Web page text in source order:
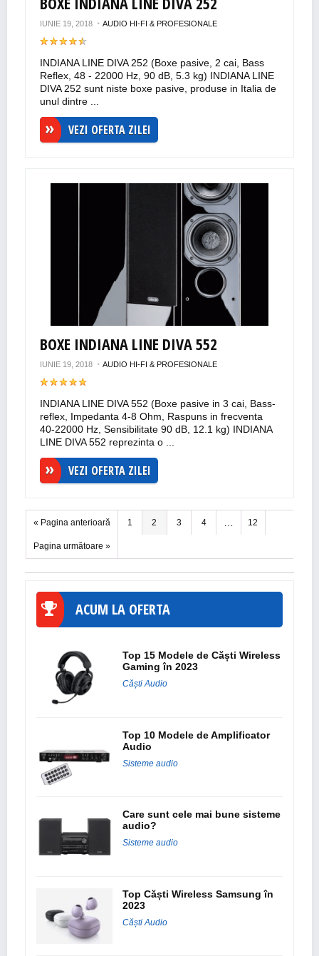
IUNIE 19, 2018 AUDIO HI-FI & PROFESIONALE
INDIANA LINE DIVA 252 (Boxe pasive, 2 cai, Bass
Reflex, 48 - 22000 Hz, 90 dB, 5.3 kg) INDIANA LINE
DIVA 252 sunt niste boxe pasive, produse in Italia de
unul dintre ...
VEZI OFERTA ZILEI
BOXE INDIANA LINE DIVA 552
IUNIE 19, 2018 AUDIO HI-FI & PROFESIONALE
INDIANA LINE DIVA 552 (Boxe pasive in 3 cai, Bass-
reflex, Impedanta 4-8 Ohm, Raspuns in frecventa
40-22000 Hz, Sensibilitate 90 dB, 12.1 kg) INDIANA
LINE DIVA 552 reprezinta o ...
VEZI OFERTA ZILEI
« Pagina anterioară 1 2 3 4 12
Pagina următoare »
ACUM LA OFERTA
Top 15 Modele de Căști Wireless
Gaming în 2023
Căști Audio
Top 10 Modele de Amplificator
Audio
Sisteme audio
Care sunt cele mai bune sisteme
audio?
Sisteme audio
Top Căști Wireless Samsung în
2023
Căști Audio